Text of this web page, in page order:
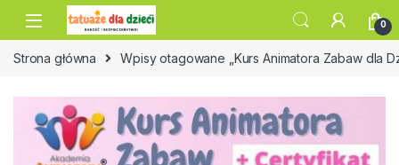
Skip to navigation
Skip to content
0
Strona główna Wpisy otagowane „Kurs Animatora Zabaw dla